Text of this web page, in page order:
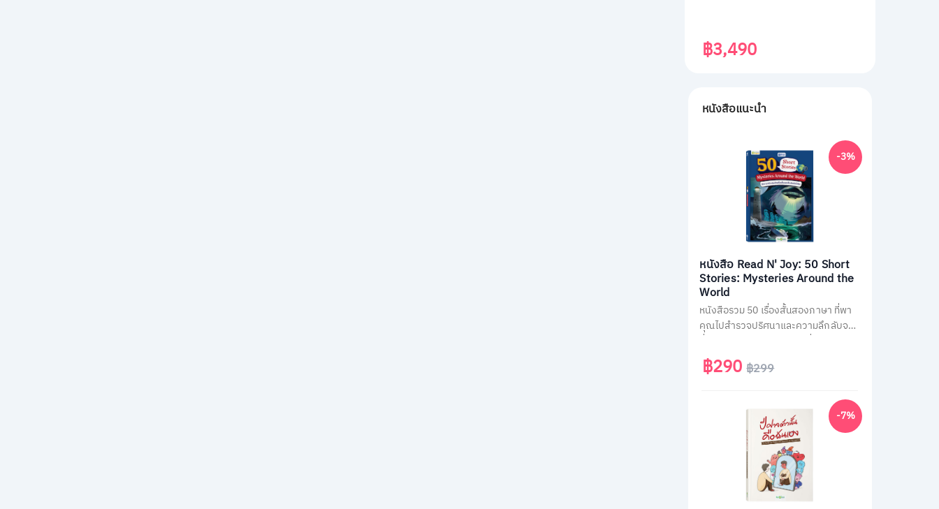
฿3,490
หนังสือแนะนำ
หนังสือ Read N' Joy: 50 Short
Stories: Mysteries Around the
World
หนังสือรวม 50 เรื่องสั้นสองภาษา ที่พา
คุณไปสำรวจปริศนาและความลึกลับจาก
และสามเหลี่ยมเบอร์มิวด้า อ่านง่าย จบใน
หน้าเดียว พร้อม QR Code ฟังเสียง
1,500 คำ ช่วยพัฒนาทักษะอ่าน-ฟัง
ภาษาอังกฤษได้อย่างสนุกสนาน เหมาะ
สำหรับผู้ที่ชอบเรื่องลึกลับและต้องการ
ฝึกภาษาในเวลาเดียวกัน
-3%
฿290฿299
-7%